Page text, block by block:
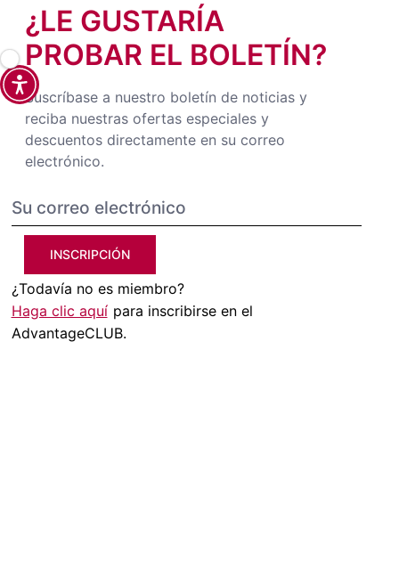
¿LE GUSTARÍA
PROBAR EL BOLETÍN?
Suscríbase a nuestro boletín de noticias y
reciba nuestras ofertas especiales y
descuentos directamente en su correo
electrónico.
INSCRIPCIÓN
¿Todavía no es miembro?
Haga clic aquí para inscribirse en el
AdvantageCLUB.